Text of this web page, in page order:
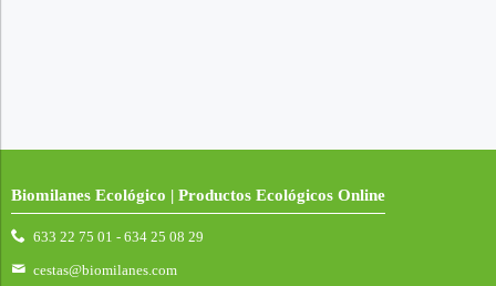
Biomilanes Ecológico | Productos Ecológicos Online
633 22 75 01 - 634 25 08 29
cestas@biomilanes.com